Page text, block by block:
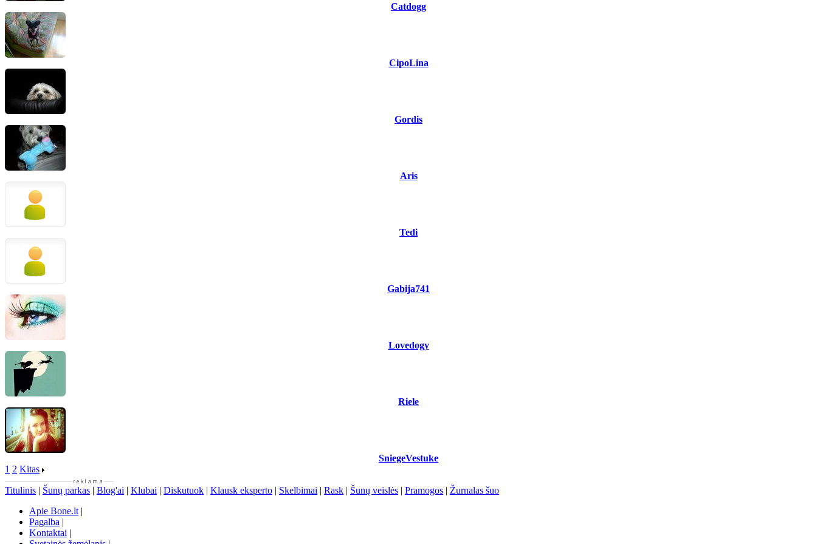
Catdogg
CipoLina
Gordis
Aris
Tedi
Gabija741
Lovedogy
Riele
SniegeVestuke
1 2 Kitas
Titulinis | Šunų parkas | Blog'ai | Klubai | Diskutuok | Klausk eksperto | Skelbimai | Rask | Šunų veislės | Pramogos | Žurnalas šuo
Apie Bone.lt |
Pagalba |
Kontaktai |